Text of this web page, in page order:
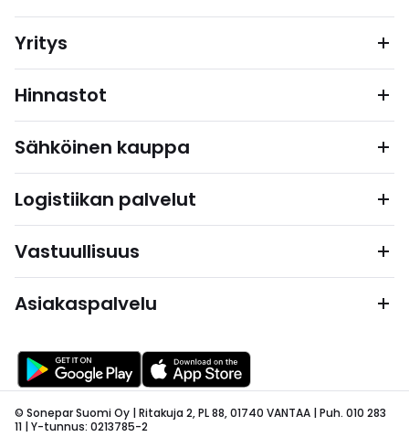
Yritys
Hinnastot
Sähköinen kauppa
Logistiikan palvelut
Vastuullisuus
Asiakaspalvelu
© Sonepar Suomi Oy | Ritakuja 2, PL 88, 01740 VANTAA | Puh. 010 283
11 | Y-tunnus: 0213785-2